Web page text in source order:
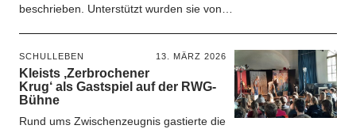
beschrieben. Unterstützt wurden sie von…
SCHULLEBEN 13. MÄRZ 2026
Kleists ‚Zerbrochener
Krug‘ als Gastspiel auf der RWG-
Bühne
Rund ums Zwischenzeugnis gastierte die